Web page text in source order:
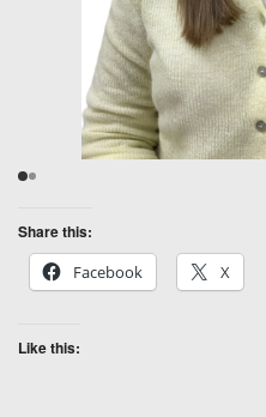
Share this:
Facebook
X
Like this: